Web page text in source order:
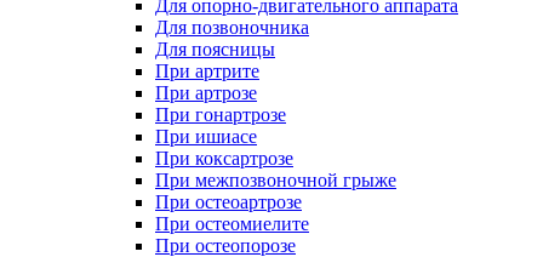
Для опорно-двигательного аппарата
Для позвоночника
Для поясницы
При артрите
При артрозе
При гонартрозе
При ишиасе
При коксартрозе
При межпозвоночной грыже
При остеоартрозе
При остеомиелите
При остеопорозе